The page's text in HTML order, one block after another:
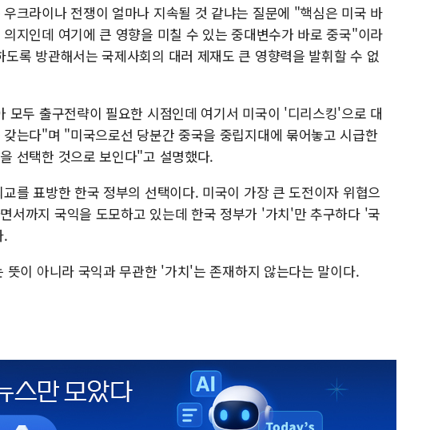
크라이나 전쟁이 얼마나 지속될 것 같냐는 질문에 "핵심은 미국 바
지인데 여기에 큰 영향을 미칠 수 있는 중대변수가 바로 중국"이라
록 방관해서는 국제사회의 대러 제재도 큰 영향력을 발휘할 수 없
모두 출구전략이 필요한 시점인데 여기서 미국이 '디리스킹'으로 대
는다"며 "미국으로선 당분간 중국을 중립지대에 묶어놓고 시급한
선택한 것으로 보인다"고 설명했다.
를 표방한 한국 정부의 선택이다. 미국이 가장 큰 도전이자 위협으
서까지 국익을 도모하고 있는데 한국 정부가 '가치'만 추구하다 '국
.
이 아니라 국익과 무관한 '가치'는 존재하지 않는다는 말이다.